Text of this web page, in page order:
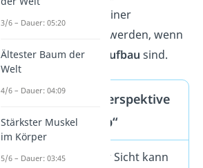
in der Anfangsphase einer
Beziehung eingesetzt werden, wenn
dieGefühlenoch im Aufbau sind.
Psychologische Perspektive
auf „Hab dich lieb“
Aus psychologischer Sicht kann
3/6 – Dauer: 05:20
Ältester Baum der
Welt
4/6 – Dauer: 04:09
Stärkster Muskel
im Körper
5/6 – Dauer: 03:45